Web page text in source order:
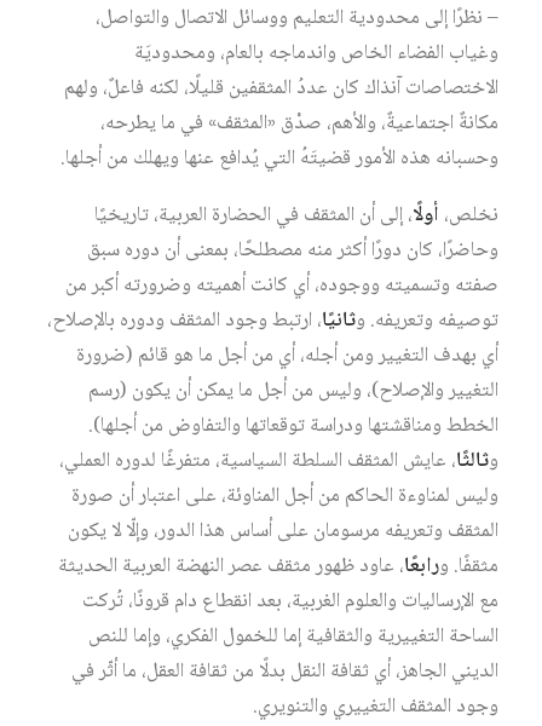
– نظرًا إلى محدودية التعليم ووسائل الاتصال والتواصل،
وغياب الفضاء الخاص واندماجه بالعام، ومحدوديَة
الاختصاصات آنذاك كان عددُ المثقفين ‏قليلًا، لكنه فاعلٌ، ولهم
مكانةٌ اجتماعيةٌ، والأهم، صدْق «المثقف» في ما يطرحه،
وحسبانه هذه ‏الأمور قضيتَهُ التي يُدافع عنها ويهلك من أجلها.‏
نخلص، أولًا، إلى أن المثقف في الحضارة العربية، تاريخيًا
وحاضرًا، كان دورًا أكثر منه مصطلحًا، بمعنى أن دوره سبق
صفته وتسميته ووجوده، أي كانت أهميته وضرورته أكبر من
توصيفه وتعريفه. وثانيًا، ارتبط وجود المثقف ودوره بالإصلاح،
أي بهدف التغيير ومن أجله، أي من أجل ما هو قائم (ضرورة
التغيير والإصلاح)، وليس من أجل ما يمكن أن يكون (رسم
الخطط ومناقشتها ودراسة توقعاتها والتفاوض من أجلها).
وثالثًا، عايش المثقف السلطة السياسية، متفرغًا لدوره العملي،
وليس لمناوءة الحاكم من أجل المناوئة، على اعتبار أن صورة
المثقف وتعريفه مرسومان على أساس هذا الدور، وإلّا لا يكون
مثقفًا. ورابعًا، عاود ظهور مثقف عصر النهضة العربية الحديثة
مع الإرساليات والعلوم الغربية، بعد انقطاع دام قرونًا، تُركت
الساحة التغييرية والثقافية إما للخمول الفكري، وإما للنص
الديني الجاهز، أي ثقافة النقل بدلًا من ثقافة العقل، ما أثّر في
وجود المثقف التغييري والتنويري.